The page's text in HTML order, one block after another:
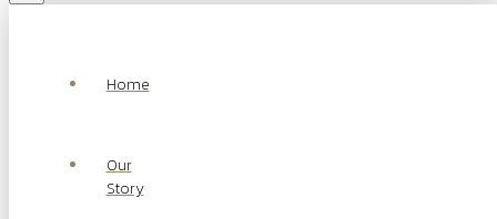
Home
Our
Story